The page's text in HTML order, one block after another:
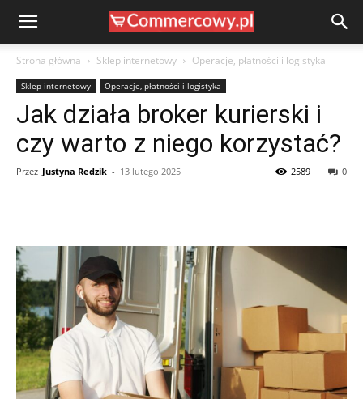
Strona główna Sklep internetowy Operacje, płatności i logistyka
Sklep internetowy Operacje, płatności i logistyka
Jak działa broker kurierski i
czy warto z niego korzystać?
Przez Justyna Redzik - 13 lutego 2025 0
2589